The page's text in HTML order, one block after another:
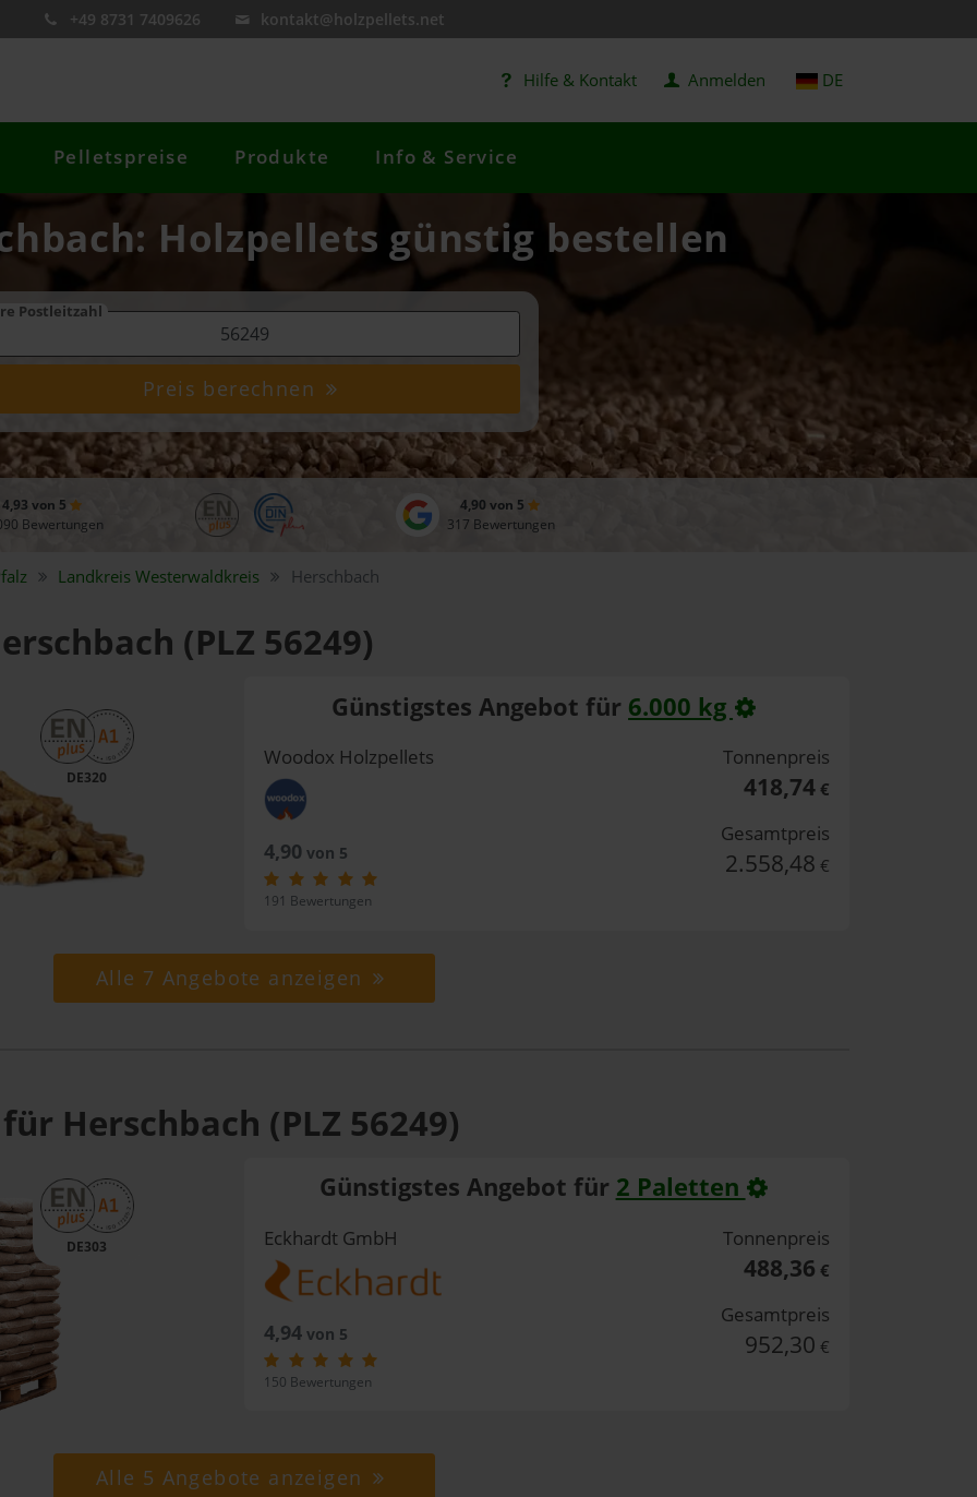
+49 8731 7409626 kontakt@holzpellets.net
Hilfe & Kontakt Anmelden DE
Pelletspreise Produkte Info & Service
Holzpellets günstig bestellen
Postleitzahl
Preis berechnen
4,93 von 5
Bewertungen
4,90 von 5
317 Bewertungen
LandkreisWesterwaldkreis Herschbach
(PLZ 56249)
DE320
Günstigstes Angebot für 6.000 kg
Woodox Holzpellets
4,90 von 5
191 Bewertungen
Tonnenpreis
418,74€
Gesamtpreis
2.558,48 €
Alle 7 Angebote anzeigen
Herschbach (PLZ 56249)
DE303
Günstigstes Angebot für 2 Paletten
Eckhardt GmbH
4,94von 5
150 Bewertungen
Tonnenpreis
488,36 €
Gesamtpreis
952,30 €
Alle 5 Angebote anzeigen